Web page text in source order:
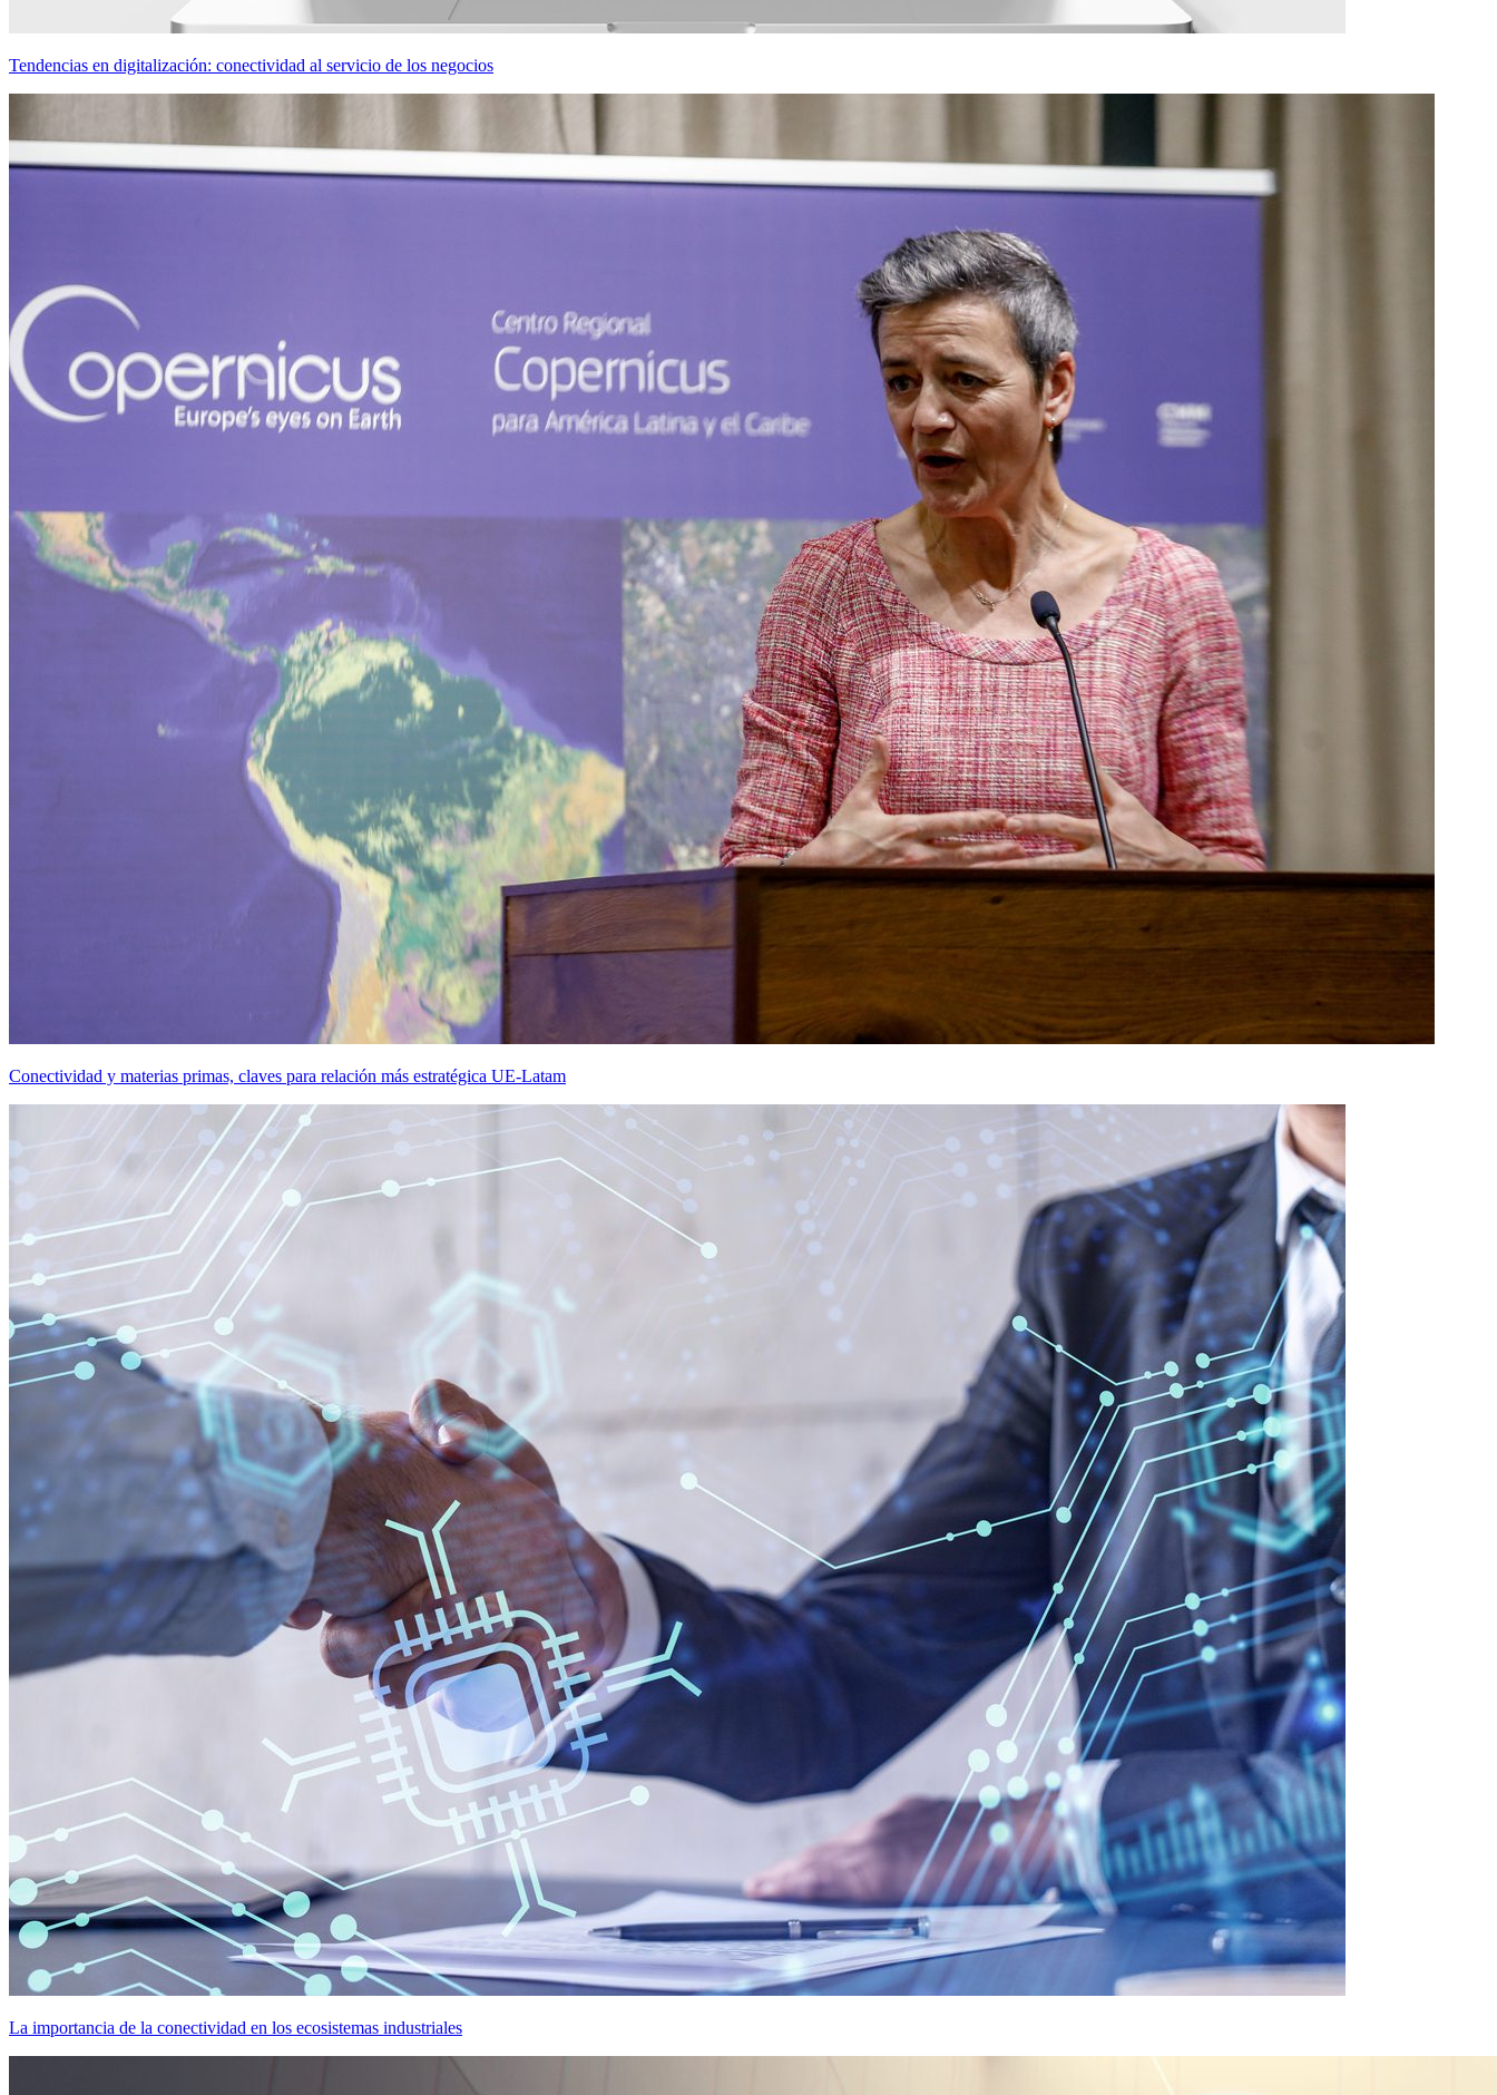
Tendencias en digitalización: conectividad al servicio de los negocios
Conectividad y materias primas, claves para relación más estratégica UE-Latam
La importancia de la conectividad en los ecosistemas industriales